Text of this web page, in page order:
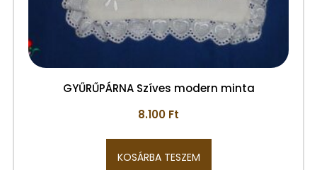
GYŰRŰPÁRNA Szíves modern minta
8.100 Ft
KOSÁRBA TESZEM